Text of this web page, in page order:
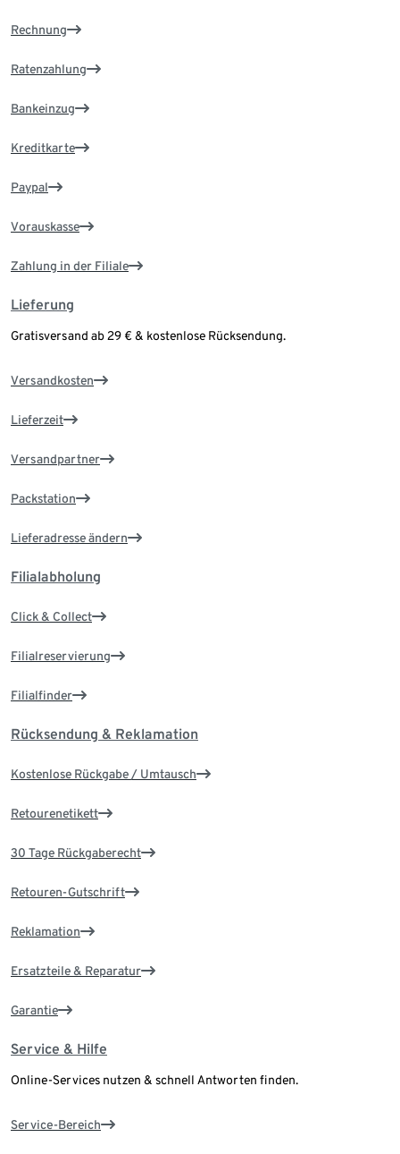
Rechnung
Ratenzahlung
Bankeinzug
Kreditkarte
Paypal
Vorauskasse
Zahlung in der Filiale
Lieferung
Gratisversand ab 29 € & kostenlose Rücksendung.
Versandkosten
Lieferzeit
Versandpartner
Packstation
Lieferadresse ändern
Filialabholung
Click & Collect
Filialreservierung
Filialfinder
Rücksendung & Reklamation
Kostenlose Rückgabe / Umtausch
Retourenetikett
30 Tage Rückgaberecht
Retouren-Gutschrift
Reklamation
Ersatzteile & Reparatur
Garantie
Service & Hilfe
Online-Services nutzen & schnell Antworten finden.
Service-Bereich